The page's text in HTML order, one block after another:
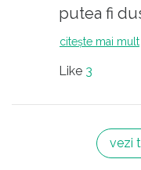
putea fi
de probe,
trebuia să
citește mai mult
Like 3
vezi